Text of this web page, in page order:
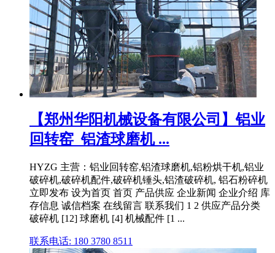
【郑州华阳机械设备有限公司】铝业
回转窑_铝渣球磨机 ...
HYZG 主营：铝业回转窑,铝渣球磨机,铝粉烘干机,铝业
破碎机,破碎机配件,破碎机锤头,铝渣破碎机, 铝石粉碎机
立即发布 设为首页 首页 产品供应 企业新闻 企业介绍 库
存信息 诚信档案 在线留言 联系我们 1 2 供应产品分类
破碎机 [12] 球磨机 [4] 机械配件 [1 ...
联系电话: 180 3780 8511